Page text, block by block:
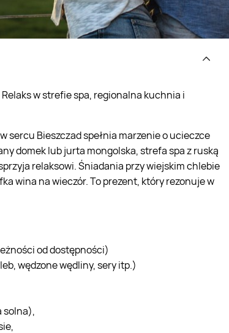
Relaks w strefie spa, regionalna kuchnia i
sercu Bieszczad spełnia marzenie o ucieczce
domek lub jurta mongolska, strefa spa z ruską
relaksowi. Śniadania przy wiejskim chlebie
wina na wieczór. To prezent, który rezonuje w
od dostępności)
wędzone wędliny, sery itp.)
solna),